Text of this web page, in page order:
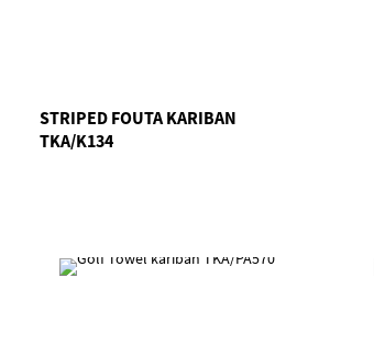
STRIPED FOUTA KARIBAN
TKA/K134